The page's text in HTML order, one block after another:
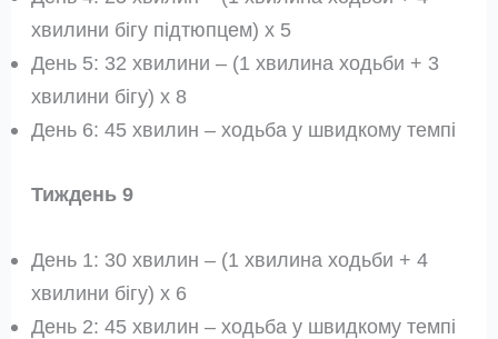
хвилини бігу підтюпцем) x 5
День 5: 32 хвилини – (1 хвилина ходьби + 3
хвилини бігу) x 8
День 6: 45 хвилин – ходьба у швидкому темпі
Тиждень 9
День 1: 30 хвилин – (1 хвилина ходьби + 4
хвилини бігу) x 6
День 2: 45 хвилин – ходьба у швидкому темпі